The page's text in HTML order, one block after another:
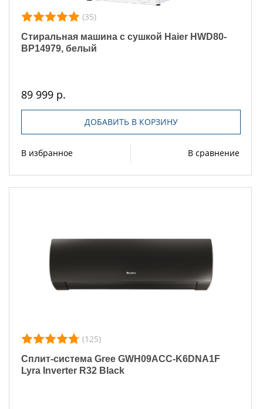
(35)
Стиральная машина с сушкой Haier HWD80-
BP14979, белый
89 999 р.
ДОБАВИТЬ В КОРЗИНУ
В избранное В сравнение
(125)
Сплит-система Gree GWH09ACC-K6DNA1F
Lyra Inverter R32 Black